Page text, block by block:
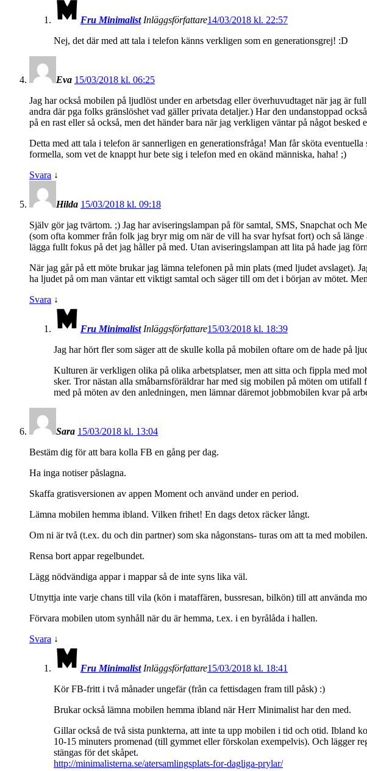
Fru Minimalist Inläggsförfattare14/03/2018 kl. 22:57
Nej, det där med att tala i telefon känns verkligen som en generationsgrej! :D
Eva 15/03/2018 kl. 06:25
Jag har också mobilen på ljudlöst under en arbetsdag eller överhuvudtaget när jag är
andra där pga folks gränslöshet vad gäller privata detaljer.) Har den undanstoppad
på en rast eller så också, men det händer bara när jag verkligen väntar på något
Detta med att tala i telefon är sannerligen en generationsfråga! Man får sköta
formella, som vet de knappt hur bete sig i telefon med en okänd människa, haha! ;)
Svara ↓
Hilda 15/03/2018 kl. 09:18
Själv gör jag tvärtom. ;) Jag har aviseringslampan på för samtal, SMS, Snapchat och
(som ofta kommer från folk jag bryr mig om när de vill ha svar hyfsat fort) och så
lägga fullt fokus på det jag håller på med. Utan aviseringslampan att lita på hade jag
När jag går på ett möte brukar jag lämna telefonen på min plats (med ljudet avslaget).
ha ljudet på om man väntar ett viktigt samtal och säger till om det i början av mötet.
Svara ↓
Fru Minimalist Inläggsförfattare15/03/2018 kl. 18:39
Jag har hört fler som säger att de skulle kolla på mobilen oftare om de hade på
Kulturen är verkligen olika på olika arbetsplatser, men att sitta och fippla med
sker. Tror nästan alla småbarnsföräldrar har med sig mobilen på möten om
med på möten av den anledningen, men lämnar däremot jobbmobilen kvar på
Sara 15/03/2018 kl. 13:04
Bestäm dig för att bara kolla FB en gång per dag.
Ha inga notiser påslagna.
Skaffa gratisversionen av appen Moment och använd under en period.
Lämna mobilen hemma ibland. Vilken frihet! En dags detox räcker långt.
Om ni är två (t.ex. du och din partner) som ska någonstans- turas om att ta med mobilen.
Rensa bort appar regelbundet.
Lägg nödvändiga appar i mappar så de inte syns lika väl.
Utnyttja inte varje chans till vila (kön i mataffären, bussresan, bilkön) till att använda
Förvara mobilen utom synhåll när du är hemma, t.ex. i en byrålåda i hallen.
Svara ↓
Fru Minimalist Inläggsförfattare15/03/2018 kl. 18:41
Kör FB-fritt i två månader ungefär (från ca fettisdagen fram till påsk) :)
Brukar också lämna mobilen hemma ibland när Herr Minimalist har den med.
Gillar också de två sista punkterna, att inte ta upp mobilen i tid och otid. Ibland
10-15 minuters promenad (till gymmet eller förskolan exempelvis). Och lägger
stängas för det skåpet.
http://minimalisterna.se/atersamlingsplats-for-dagliga-prylar/